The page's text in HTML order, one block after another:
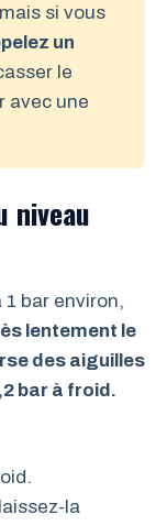
si vous
un
le
avec une
niveau
bar environ,
lentement le
des aiguilles
bar à froid.
la